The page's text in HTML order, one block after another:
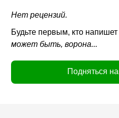
Нет рецензий.
Будьте первым, кто
может быть, ворона...
Подняться